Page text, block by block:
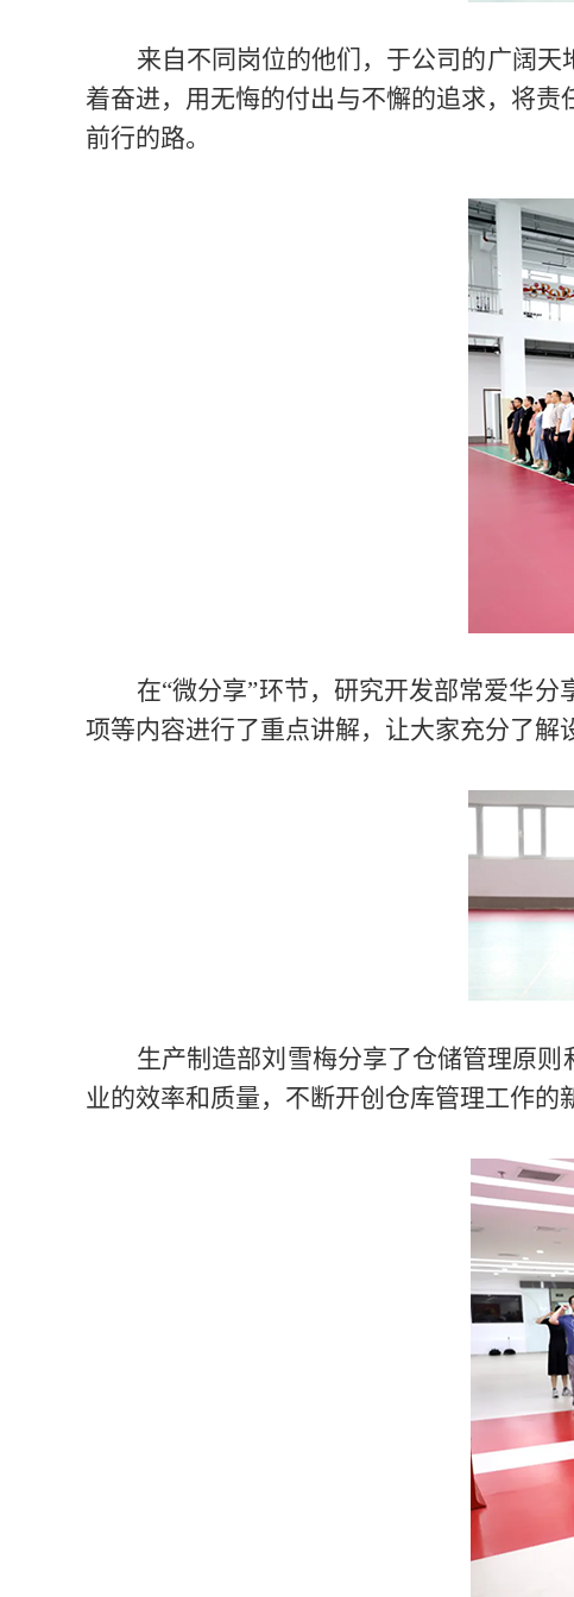
来自不同岗位的他们，于公司的广阔
着奋进，用无悔的付出与不懈的追求，将
前行的路。
在“微分享”环节，研究开发部常爱华
项等内容进行了重点讲解，让大家充分了解
生产制造部刘雪梅分享了仓储管理原
业的效率和质量，不断开创仓库管理工作的